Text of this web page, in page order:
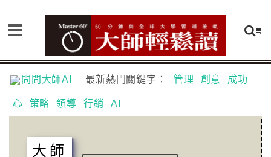
問問大師AI 最新熱門關鍵字： 管理 創意 成功
心 策略 領導 行銷 AI
大師